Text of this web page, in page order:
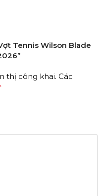
Tennis Wilson Blade
thị công khai. Các